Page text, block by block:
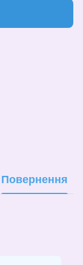
Повернення